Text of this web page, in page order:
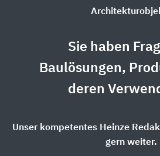
Sie haben
Baulösungen,
deren
Unser kompetentes Heinze
gern weiter.